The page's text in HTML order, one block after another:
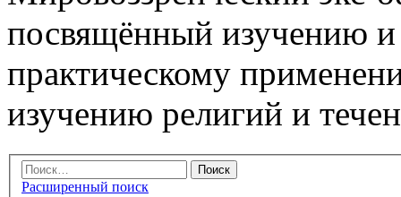
посвящённый изучению
практическому
изучению религий и
Расширенный поиск